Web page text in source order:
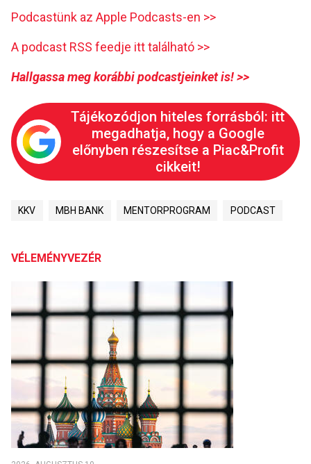
Podcastünk az Apple Podcasts-en >>
A podcast RSS feedje itt található >>
Hallgassa meg korábbi podcastjeinket is! >>
Tájékozódjon hiteles forrásból: itt
megadhatja, hogy a Google
előnyben részesítse a Piac&Profit
cikkeit!
KKV MBH BANK MENTORPROGRAM PODCAST
VÉLEMÉNYVEZÉR